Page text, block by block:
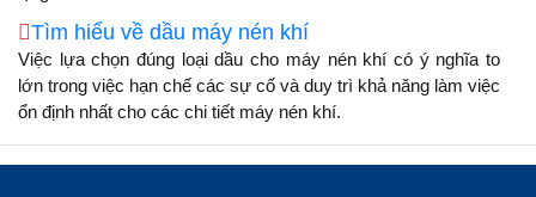
Tìm hiểu về dầu máy nén khí
Việc lựa chọn đúng loại dầu cho máy nén khí có ý nghĩa to
lớn trong việc hạn chế các sự cố và duy trì khả năng làm việc
ổn định nhất cho các chi tiết máy nén khí.